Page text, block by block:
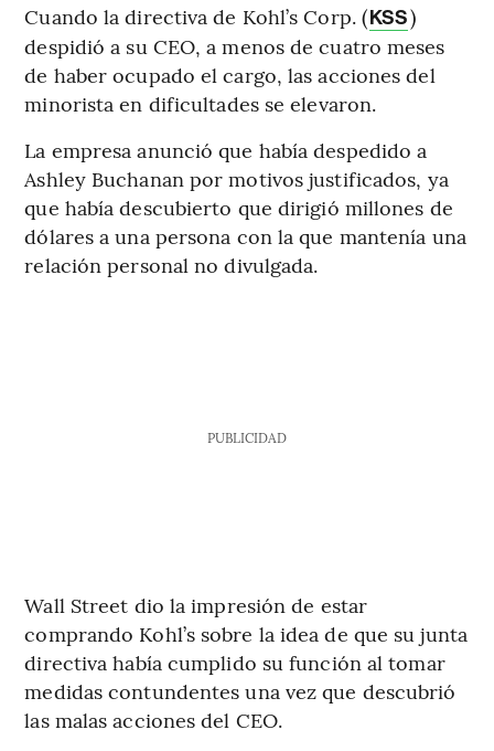
Cuando la directiva de Kohl’s Corp. (KSS)
despidió a su CEO, a menos de cuatro meses
de haber ocupado el cargo, las acciones del
minorista en dificultades se elevaron.
La empresa anunció que había despedido a
Ashley Buchanan por motivos justificados, ya
que había descubierto que dirigió millones de
dólares a una persona con la que mantenía una
relación personal no divulgada.
PUBLICIDAD
Wall Street dio la impresión de estar
comprando Kohl’s sobre la idea de que su junta
directiva había cumplido su función al tomar
medidas contundentes una vez que descubrió
las malas acciones del CEO.